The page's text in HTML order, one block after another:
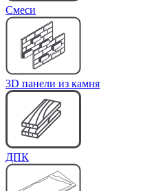
Cмеси
3D панели из камня
ДПК